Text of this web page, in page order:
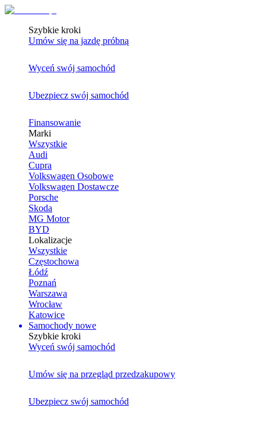
Szybkie kroki
Umów się na jazdę próbną
Wyceń swój samochód
Ubezpiecz swój samochód
Finansowanie
Marki
Wszystkie
Audi
Cupra
Volkswagen Osobowe
Volkswagen Dostawcze
Porsche
Skoda
MG Motor
BYD
Lokalizacje
Wszystkie
Częstochowa
Łódź
Poznań
Warszawa
Wrocław
Katowice
Samochody nowe
Szybkie kroki
Wyceń swój samochód
Umów się na przegląd przedzakupowy
Ubezpiecz swój samochód